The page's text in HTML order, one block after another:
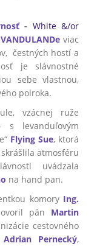
- White &/or
viac
čestných hostí a
je slávnostné
sebe vlastnou,
polroka.
vzácnej ruže
levanduľovým
Flying Sue, ktorá
atmosféru
uvádzala
na hand pan.
komory Ing.
pán Martin
cestovného
Adrian Pernecký,